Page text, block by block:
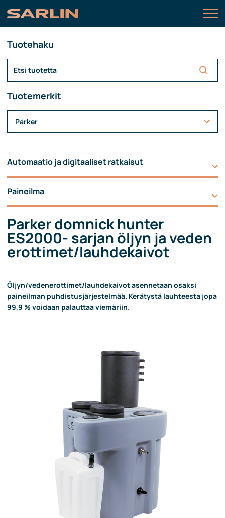
Tuotehaku
Tuotemerkit
Parker
Automaatio ja digitaaliset ratkaisut
Paineilma
Parker domnick hunter
ES2000- sarjan öljyn ja veden
erottimet/lauhdekaivot
Öljyn/vedenerottimet/lauhdekaivot asennetaan osaksi
paineilman puhdistusjärjestelmää. Kerätystä lauhteesta jopa
99,9 % voidaan palauttaa viemäriin.